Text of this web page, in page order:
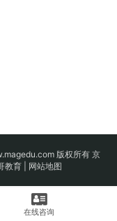
版权所有 京
教育 | 网站地图
在线咨询